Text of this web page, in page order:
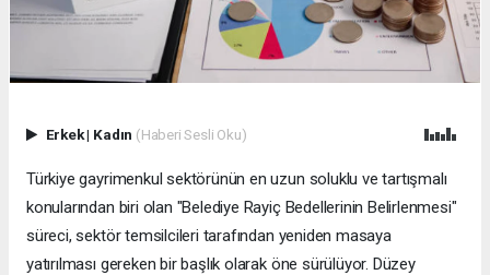
Erkek| Kadın (Haberi Sesli Oku)
Türkiye gayrimenkul sektörünün en uzun soluklu ve tartışmalı
konularından biri olan "Belediye Rayiç Bedellerinin Belirlenmesi"
süreci, sektör temsilcileri tarafından yeniden masaya
yatırılması gereken bir başlık olarak öne sürülüyor. Düzey